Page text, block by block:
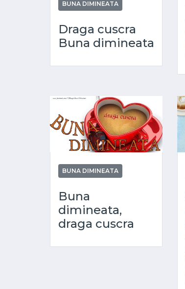
BUNA DIMINEATA
Draga cuscra
Buna dimineata
BUNA DIMINEATA
Buna
dimineata,
draga cuscra